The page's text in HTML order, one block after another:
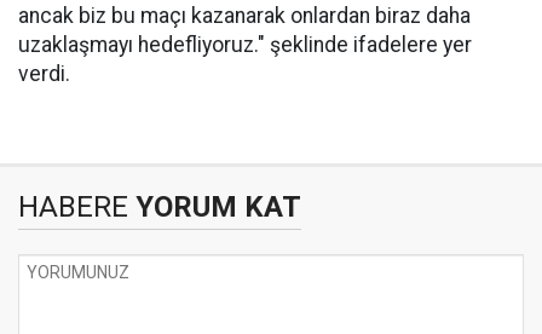
ancak biz bu maçı kazanarak onlardan biraz daha
uzaklaşmayı hedefliyoruz." şeklinde ifadelere yer
verdi.
HABERE YORUM KAT